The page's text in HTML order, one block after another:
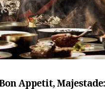
Appetit,